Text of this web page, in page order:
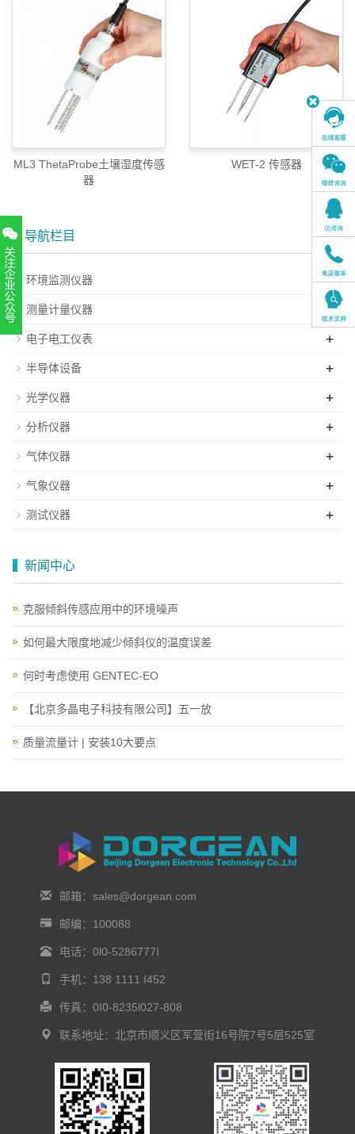
ML3 ThetaProbe土壤湿度传感
器
WET-2 传感器
导航栏目
环境监测仪器 +
测量计量仪器 +
电子电工仪表 +
半导体设备 +
光学仪器 +
分析仪器 +
气体仪器 +
气象仪器 +
测试仪器 +
新闻中心
克服倾斜传感应用中的环境噪声
如何最大限度地减少倾斜仪的温度误差
何时考虑使用 GENTEC-EO
【北京多晶电子科技有限公司】五一放
质量流量计 | 安装10大要点
邮箱：sales@dorgean.com
邮编：100088
电话：0l0-5286777I
手机：138 1111 I452
传真：0I0-8235l027-808
联系地址：北京市顺义区军营街16号院7号5层525室
扫一扫，关注官方账号